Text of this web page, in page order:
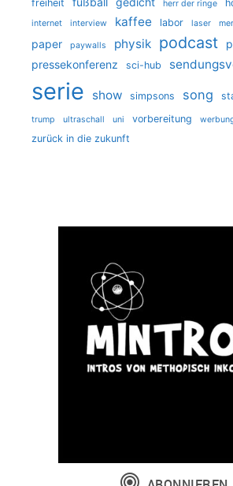
freiheit herr der ringe
internet interview kaffee labor laser
paper paywalls physik podcast
pressekonferenz
sci-hub
serie show simpsons song
trump ultraschall uni vorbereitung
zurück in die zukunft